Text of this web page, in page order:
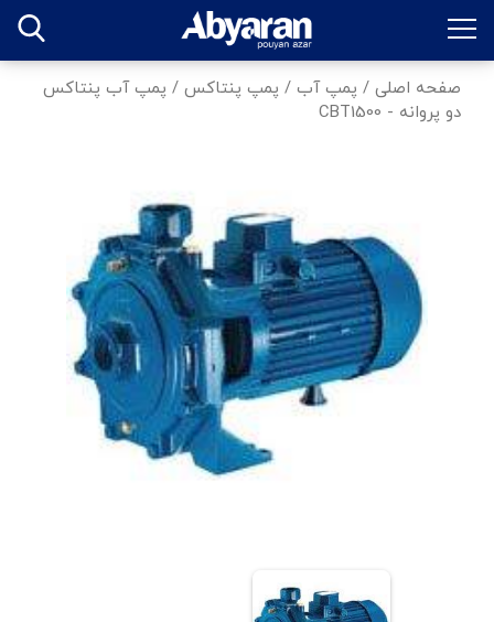
صفحه اصلی / پمپ آب / پمپ پنتاکس / پمپ آب پنتاکس
دو پروانه - CBT1500